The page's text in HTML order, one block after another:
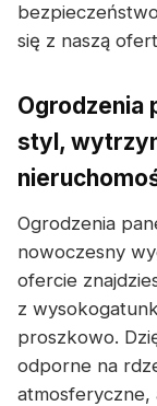
się z naszą
Ogrodzenia
styl,
Ogrodzenia
nowoczesny
ofercie
z
proszkowo.
odporne na
atmosferyczne,